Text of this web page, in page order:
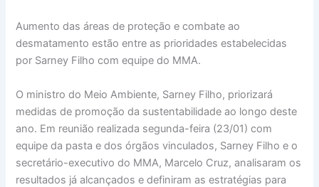
Aumento das áreas de proteção e combate ao
desmatamento estão entre as prioridades estabelecidas
por Sarney Filho com equipe do MMA.
O ministro do Meio Ambiente, Sarney Filho, priorizará
medidas de promoção da sustentabilidade ao longo deste
ano. Em reunião realizada segunda-feira (23/01) com
equipe da pasta e dos órgãos vinculados, Sarney Filho e o
secretário-executivo do MMA, Marcelo Cruz, analisaram os
resultados já alcançados e definiram as estratégias para